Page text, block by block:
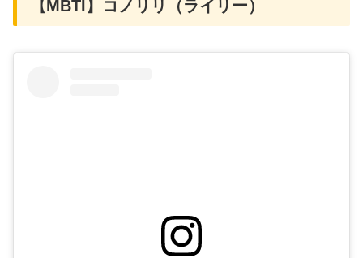
【MBTI】コノリリ（ライリー）